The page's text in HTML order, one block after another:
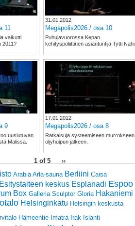
11
vaikutti
2011?
31.01.2012
Megapolis2026 / osa 10
Puhujavuorossa Kepan
kehityspoliittinen asiantuntija Tytti Nahi.
9
uusiutuvan
Malissa.
17.01.2012
Megapolis2026 / osa 8
Ratkaisuja systeemiseen murrokseen
öljyhuipun jälkeen.
1 of 5 ››
Arabia Arla-sauna Berliini Caisa
Esitystaiteen keskus Esplanadi Espoo
Box Galleria Sculptor Gloria Hakaniemi
Helsinginkatu Helsingin keskusta
Hämeentie Imatra Irak Islanti